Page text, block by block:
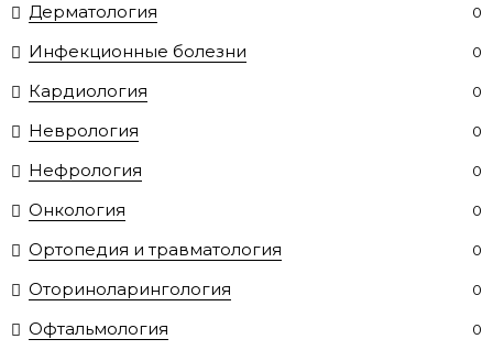
Дерматология 0
Инфекционные болезни 0
Кардиология 0
Неврология 0
Нефрология 0
Онкология 0
Ортопедия и травматология 0
Оториноларингология 0
Офтальмология 0